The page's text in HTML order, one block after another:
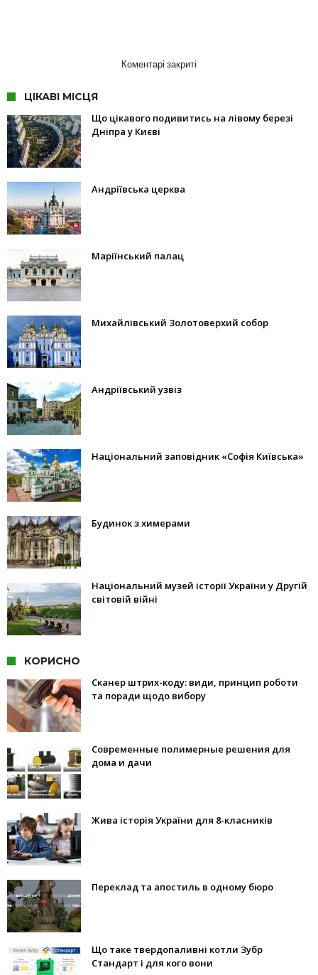
Коментарі закриті
ЦІКАВІ МІСЦЯ
Що цікавого подивитись на лівому березі
Дніпра у Києві
Андріївська церква
Маріїнський палац
Михайлівський Золотоверхий собор
Андріївський узвіз
Національний заповідник «Софія Київська»
Будинок з химерами
Національний музей історії України у Другій
світовій війні
КОРИСНО
Сканер штрих-коду: види, принцип роботи
та поради щодо вибору
Современные полимерные решения для
дома и дачи
Жива історія України для 8-класників
Переклад та апостиль в одному бюро
Що таке твердопаливні котли Зубр
Стандарт і для кого вони